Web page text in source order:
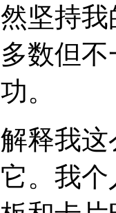
坚持
数但
。
我这
。我